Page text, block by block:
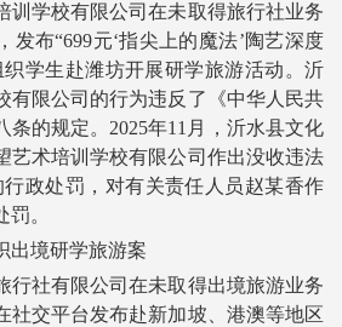
学校有限公司在未取得旅行社业务
发布“699元‘指尖上的魔法’陶艺深度
学生赴潍坊开展研学旅游活动。沂
有限公司的行为违反了《中华人民共
条的规定。2025年11月，沂水县文化
艺术培训学校有限公司作出没收违法
行政处罚，对有关责任人员赵某香作
。
境研学旅游案
社有限公司在未取得出境旅游业务
社交平台发布赴新加坡、港澳等地区